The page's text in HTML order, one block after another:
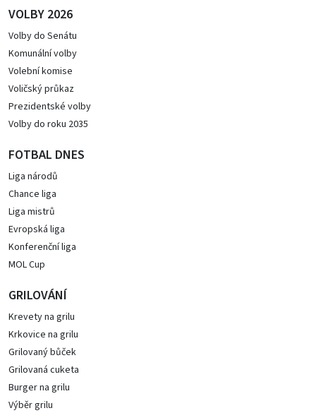
VOLBY 2026
Volby do Senátu
Komunální volby
Volební komise
Voličský průkaz
Prezidentské volby
Volby do roku 2035
FOTBAL DNES
Liga národů
Chance liga
Liga mistrů
Evropská liga
Konferenční liga
MOL Cup
GRILOVÁNÍ
Krevety na grilu
Krkovice na grilu
Grilovaný bůček
Grilovaná cuketa
Burger na grilu
Výběr grilu